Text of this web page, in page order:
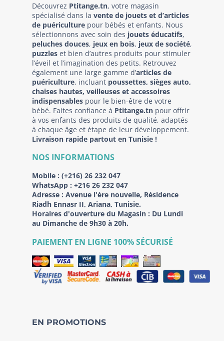
Découvrez Ptitange.tn, votre magasin
spécialisé dans la vente de jouets et d’articles
de puériculture pour bébés et enfants. Nous
sélectionnons avec soin des jouets éducatifs,
peluches douces, jeux en bois, jeux de société,
puzzles et bien d’autres produits pour stimuler
l’éveil et l’imagination des petits. Retrouvez
également une large gamme d’articles de
puériculture, incluant poussettes, sièges auto,
chaises hautes, veilleuses et accessoires
indispensables pour le bien-être de votre
bébé. Faites confiance à Ptitange.tn pour offrir
à vos enfants des produits de qualité, adaptés
à chaque âge et étape de leur développement.
Livraison rapide partout en Tunisie !
NOS INFORMATIONS
Mobile : (+216) 26 232 047
WhatsApp : +216 26 232 047
Adresse : Avenue l'ère nouvelle, Résidence
Riadh Ennasr II, Ariana, Tunisie.
Horaires d'ouverture du Magasin : Du Lundi
au Dimanche de 9h30 à 20h.
PAIEMENT EN LIGNE 100% SÉCURISÉ
EN PROMOTIONS